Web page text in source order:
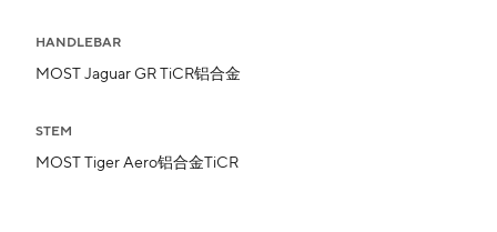
HANDLEBAR
MOST Jaguar GR TiCR铝合金
STEM
MOST Tiger Aero铝合金TiCR